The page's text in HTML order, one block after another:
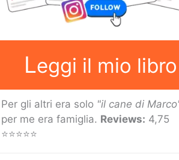
Leggi il mio libro
Per gli altri era solo "il cane di
per me era famiglia. Reviews: 4,75
⭐⭐⭐⭐⭐